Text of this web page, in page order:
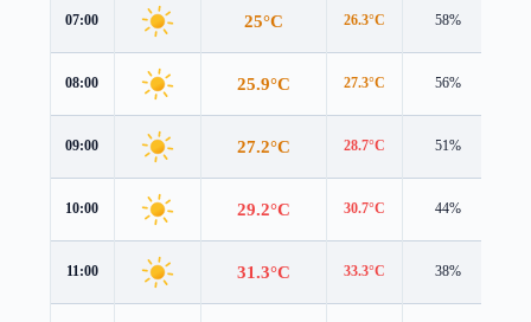
07:00 25°C 26.3°C 58%
08:00 25.9°C 27.3°C 56%
09:00 27.2°C 28.7°C 51%
10:00 29.2°C 30.7°C 44%
11:00 31.3°C 33.3°C 38%